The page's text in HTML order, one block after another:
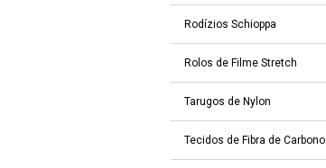
Rodízios Schioppa
Rolos de Filme Stretch
Tarugos de Nylon
Tecidos de Fibra de Carbono